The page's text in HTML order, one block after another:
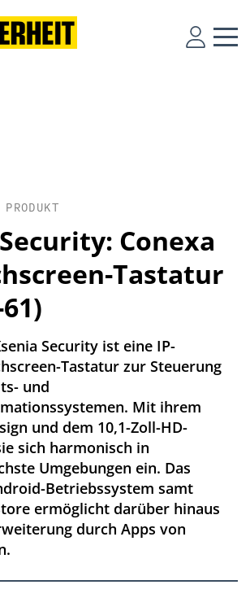
PRODUKT
Conexa
Tastatur
Security ist eine IP-
Tastatur zur Steuerung
und
Mit ihrem
und dem 10,1-Zoll-HD-
sich harmonisch in
Umgebungen ein. Das
Betriebssystem samt
ermöglicht darüber hinaus
durch Apps von